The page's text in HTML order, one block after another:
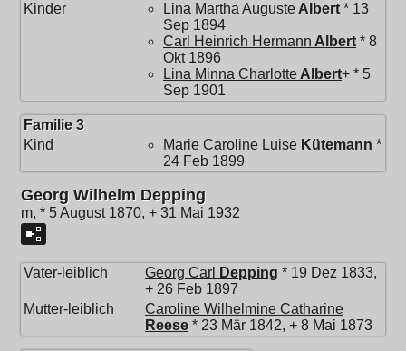
Kinder
Lina Martha Auguste Albert * 13
Sep 1894
Carl Heinrich Hermann Albert * 8
Okt 1896
Lina Minna Charlotte Albert+ * 5
Sep 1901
Familie 3
Kind
Marie Caroline Luise Kütemann *
24 Feb 1899
Georg Wilhelm Depping
m, * 5 August 1870, + 31 Mai 1932
Vater-leiblich Georg Carl Depping * 19 Dez 1833,
+ 26 Feb 1897
Mutter-leiblich
Caroline Wilhelmine Catharine
Reese * 23 Mär 1842, + 8 Mai 1873